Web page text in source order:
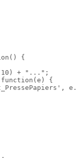
{
+ "...";
{